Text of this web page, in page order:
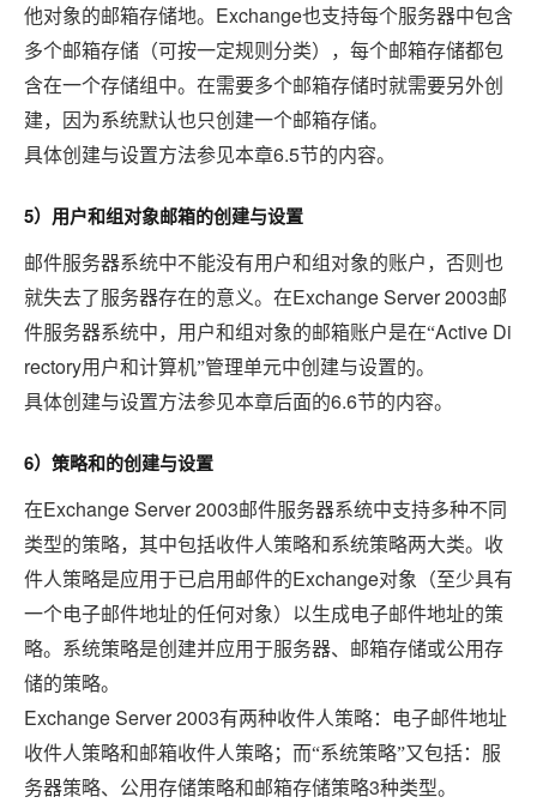
他对象的邮箱存储地。 Exchange也支持每个服务器中包含
多个邮箱存储（可按一定规则分类），每个邮箱存储都包
含在一个存储组中。在需要多个邮箱存储时就需要另外创
建，因为系统默认也只创建一个邮箱存储。
具体创建与设置方法参见本章6.5节的内容。
5）用户和组对象邮箱的创建与设置
邮件服务器系统中不能没有用户和组对象的账户，否则也
就失去了服务器存在的意义。在Exchange Server 2003邮
件服务器系统中，用户和组对象的邮箱账户是在“Active Di
rectory用户和计算机”管理单元中创建与设置的。
具体创建与设置方法参见本章后面的6.6节的内容。
6）策略和的创建与设置
在Exchange Server 2003邮件服务器系统中支持多种不同
类型的策略，其中包括收件人策略和系统策略两大类。 收
件人策略是应用于已启用邮件的Exchange对象（至少具有
一个电子邮件地址的任何对象）以生成电子邮件地址的策
略。系统策略是创建并应用于服务器、邮箱存储或公用存
储的策略。
ExchangeServer2003有两种收件人策略：
电子邮件地址
收件人策略和邮箱收件人策略；
而“系统策略”又包括：服
务器策略、公用存储策略和邮箱存储策略3种类型。